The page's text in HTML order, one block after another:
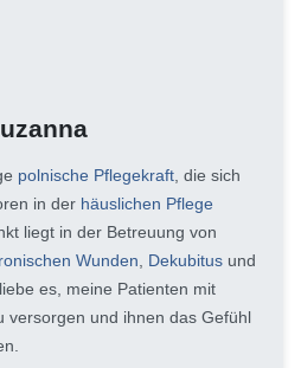
polnische Pflegekraft, die sich
in der häuslichen Pflege
liegt in der Betreuung von
Wunden, Dekubitus und
es, meine Patienten mit
versorgen und ihnen das Gefühl